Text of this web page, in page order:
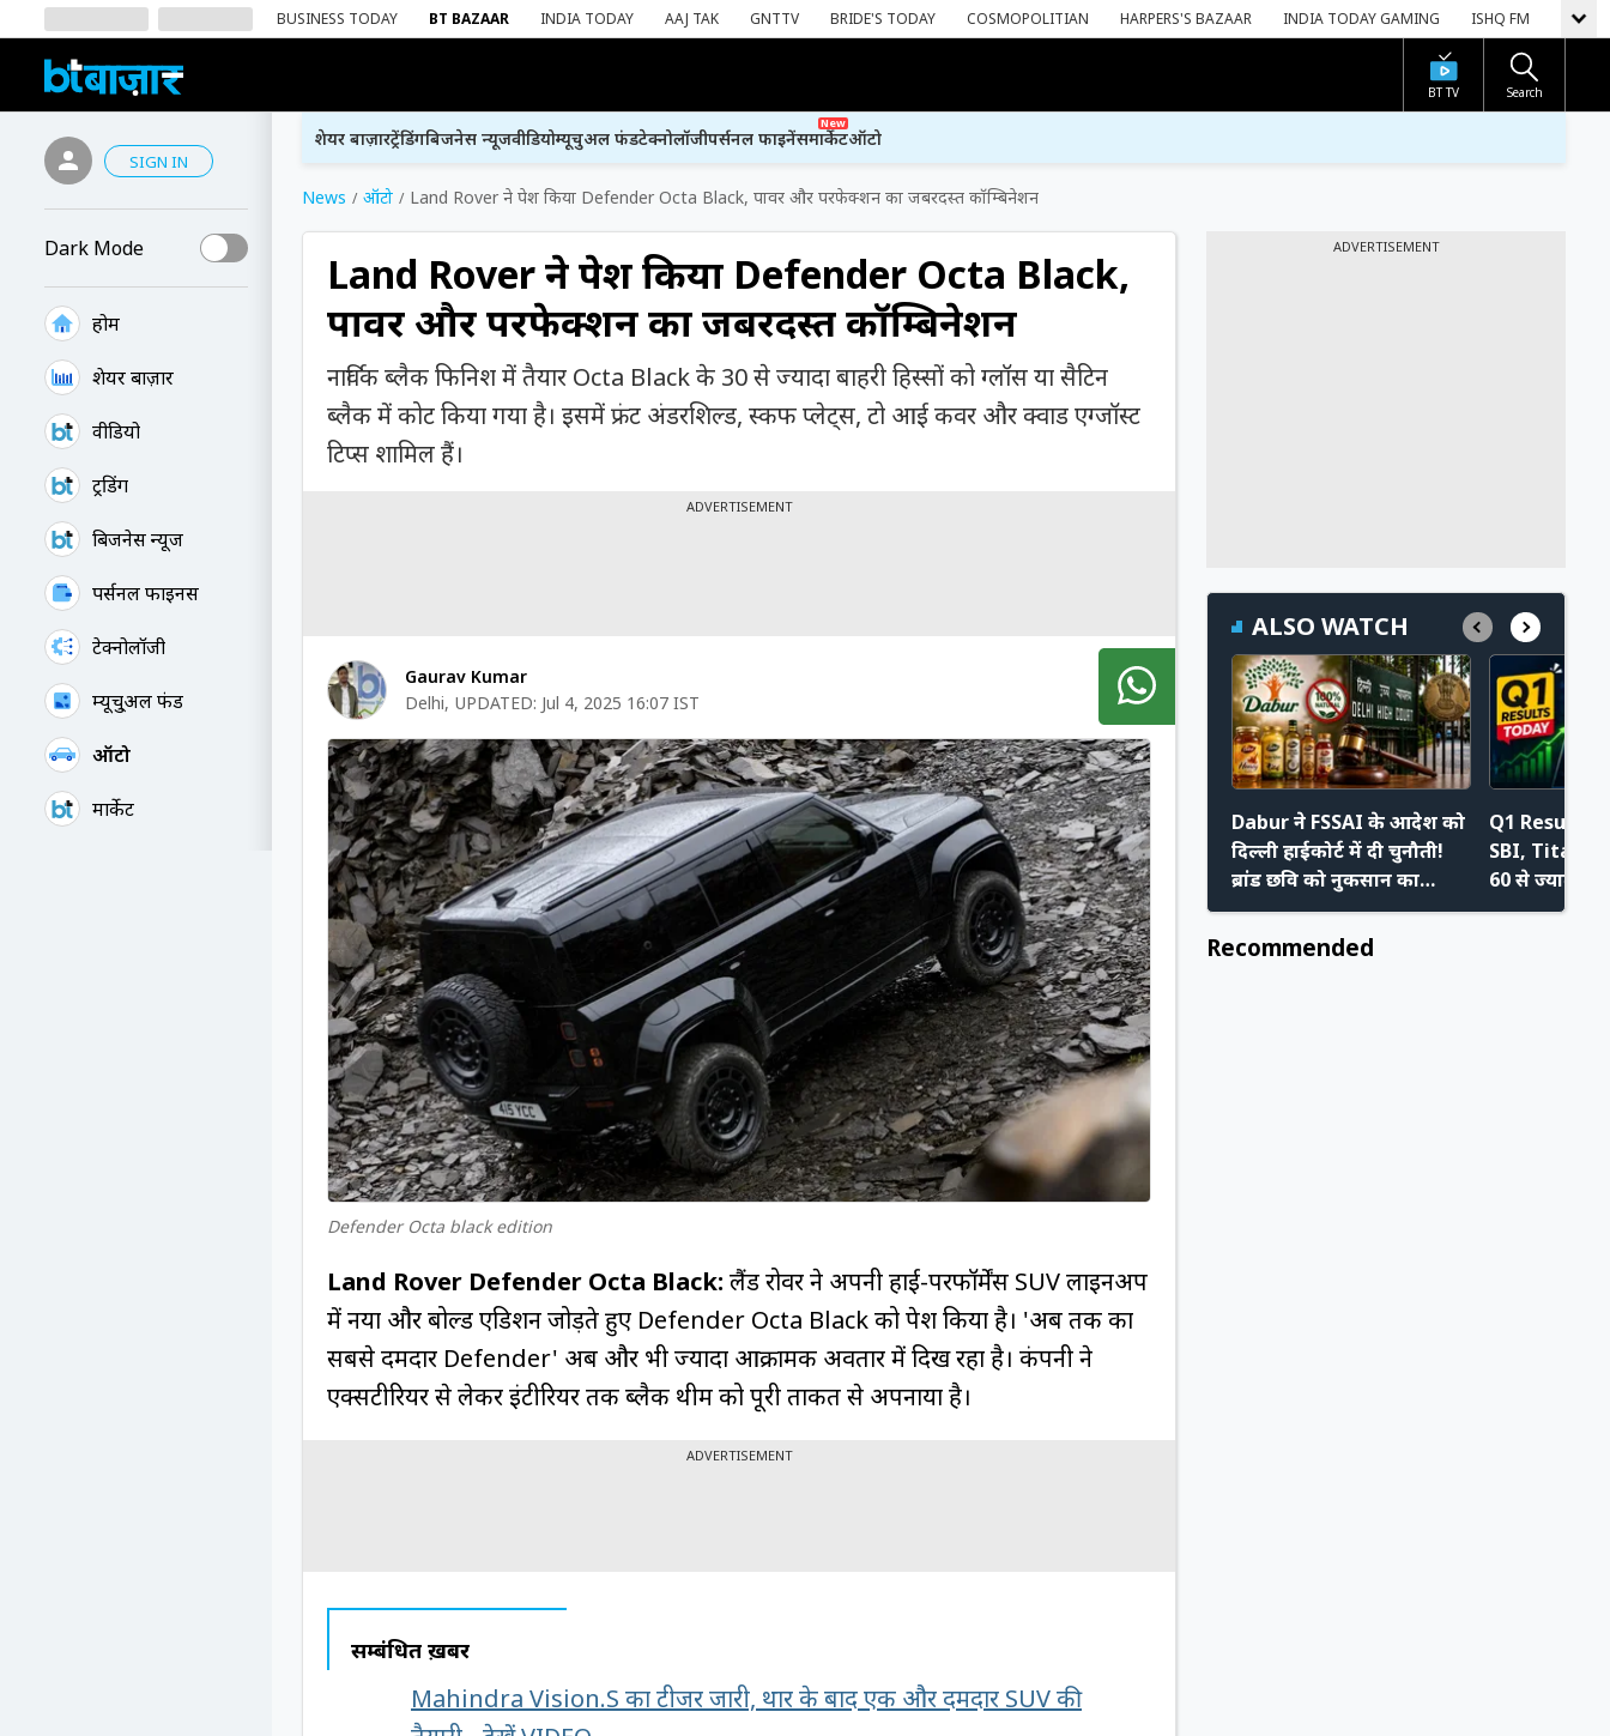
BUSINESS TODAY BT BAZAAR INDIA TODAY AAJ TAK GNTTV BRIDE'S TODAY COSMOPOLITIAN HARPERS'S BAZAAR INDIA TODAY GAMING ISHQ FM
BT TV Search
SIGN IN
Dark Mode
होम
शेयर बाज़ार
वीडियो
ट्रेंडिंग
बिजनेस न्यूज
पर्सनल फाइनेंस
टेक्नोलॉजी
म्यूचु्अल फंड
ऑटो
मार्केट
शेयर बाज़ारट्रेंडिंगबिजनेस न्यूजवीडियोम्यूचुअल फंडटेक्नोलॉजीपर्सनल फाइनेंस
New
मार्केटऑटो
News ऑटो Land Rover ने पेश किया Defender Octa Black, पावर और परफेक्शन का जबरदस्त कॉम्बिनेशन
Land Rover ने पेश किया Defender Octa Black,
पावर और परफेक्शन का जबरदस्त कॉम्बिनेशन
नार्विक ब्लैक फिनिश में तैयार Octa Black के 30 से ज्यादा बाहरी हिस्सों को ग्लॉस या सैटिन
ब्लैक में कोट किया गया है। इसमें फ्रंट अंडरशिल्ड, स्कफ प्लेट्स, टो आई कवर और क्वाड एग्जॉस्ट
टिप्स शामिल हैं।
ADVERTISEMENT
Gaurav Kumar
Delhi, UPDATED: Jul 4, 2025 16:07 IST
Defender Octa black edition
Land Rover Defender Octa Black: लैंड रोवर ने अपनी हाई-परफॉर्मेंस SUV लाइनअप
में नया और बोल्ड एडिशन जोड़ते हुए Defender Octa Black को पेश किया है। 'अब तक का
सबसे दमदार Defender' अब और भी ज्यादा आक्रामक अवतार में दिख रहा है। कंपनी ने
एक्सटीरियर से लेकर इंटीरियर तक ब्लैक थीम को पूरी ताकत से अपनाया है।
ADVERTISEMENT
सम्बंधित ख़बरें
Mahindra Vision.S का टीजर जारी, थार के बाद एक और दमदार SUV की
ADVERTISEMENT
ALSO WATCH
Dabur ने FSSAI के आदेश को
दिल्ली हाईकोर्ट में दी चुनौती!
ब्रांड छवि को नुकसान का
आरोप
Q1 Results
SBI, Titan,
60 से ज्यादा
करेंगी जून
Recommended